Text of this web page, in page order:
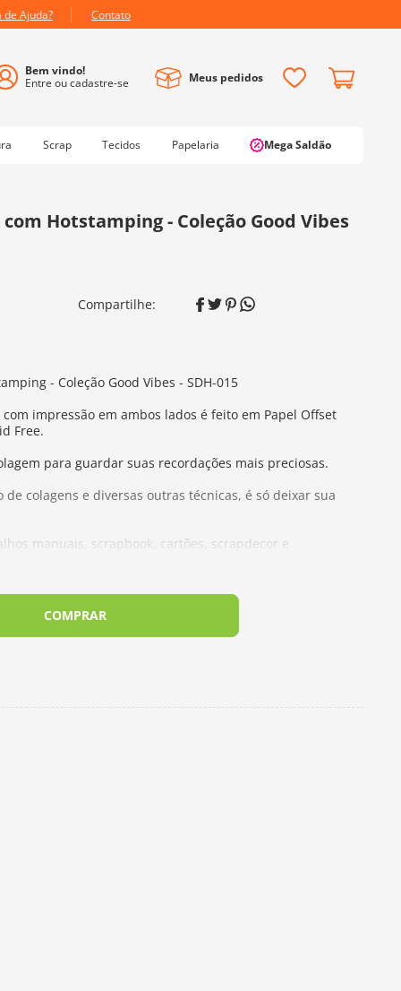
de Ajuda? Contato
Meus pedidos
Scrap Tecidos Papelaria Mega Saldão
Hotstamping - Coleção Good Vibes
- Coleção Good Vibes - SDH-015
impressão em ambos lados é feito em Papel Offset
Free.
para guardar suas recordações mais preciosas.
colagens e diversas outras técnicas, é só deixar sua
manuais, scrapbook, cartões, scrapdecor e
COMPRAR